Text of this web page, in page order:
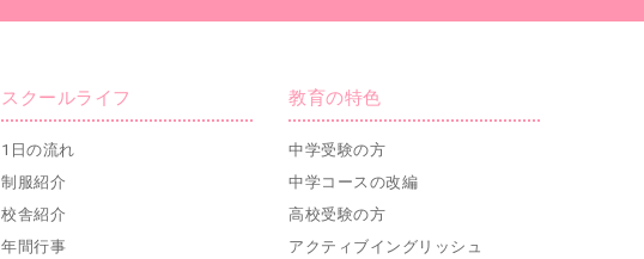
スクールライフ
1日の流れ
制服紹介
校舎紹介
年間行事
教育の特色
中学受験の方
中学コースの改編
高校受験の方
アクティブイングリッシュ